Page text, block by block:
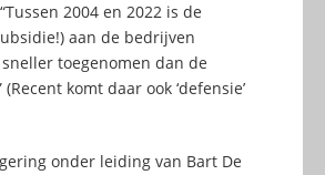
2004 en 2022 is de
aan de bedrijven
toegenomen dan de
komt daar ook ‘defensie’
onder leiding van Bart De